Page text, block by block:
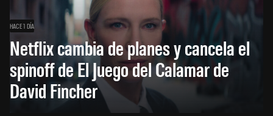
HACE 1 DÍA
Netflix cambia de planes y cancela el
spinoff de El Juego del Calamar de
David Fincher